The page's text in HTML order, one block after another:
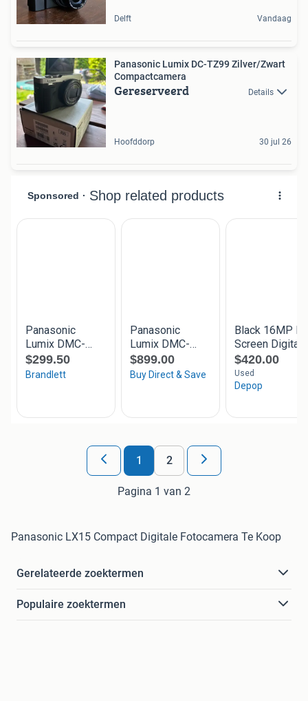
Delft Vandaag
Panasonic Lumix DC-TZ99 Zilver/Zwart
Compactcamera
Gereserveerd Details
Hoofddorp 30 jul 26
1 2
Pagina 1 van 2
Panasonic LX15 Compact Digitale Fotocamera Te Koop
Gerelateerde zoektermen
Populaire zoektermen